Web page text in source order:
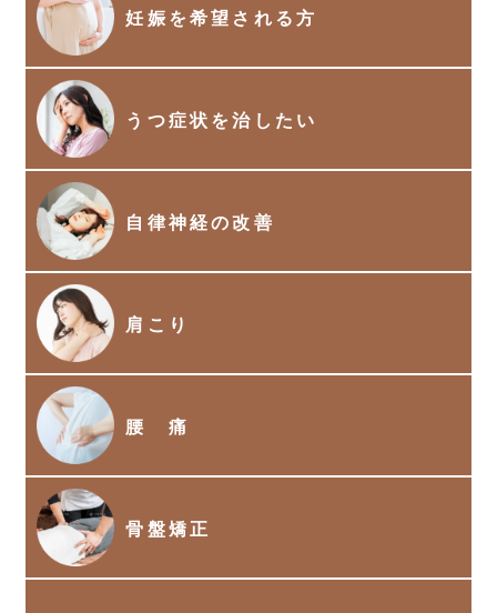
妊娠を希望される方
うつ症状を治したい
自律神経の改善
肩こり
腰 痛
骨盤矯正